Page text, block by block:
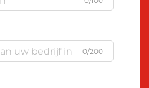
0/200